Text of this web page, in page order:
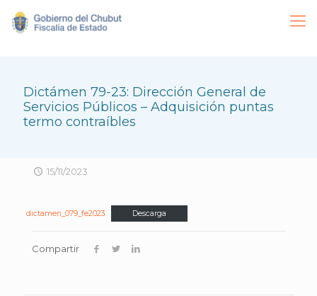
Dictámen 79-23: Dirección General de
Servicios Públicos – Adquisición puntas
termo contraíbles
15/11/2023
dictamen_079_fe2023 Descarga
Compartir